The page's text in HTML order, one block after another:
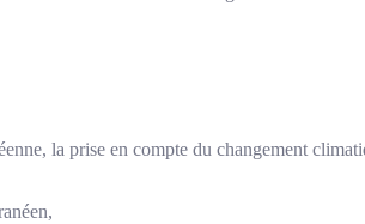
la prise en compte du changement